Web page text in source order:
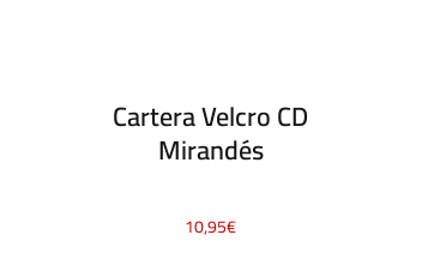
Cartera Velcro CD
Mirandés
10,95€